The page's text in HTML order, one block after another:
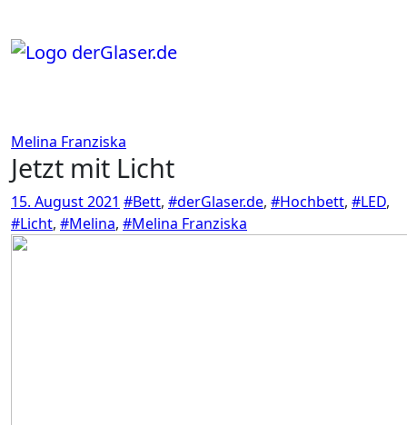
springen
Melina Franziska
Jetzt mit Licht
15. August 2021 #Bett, #derGlaser.de, #Hochbett, #LED,
#Licht, #Melina, #Melina Franziska